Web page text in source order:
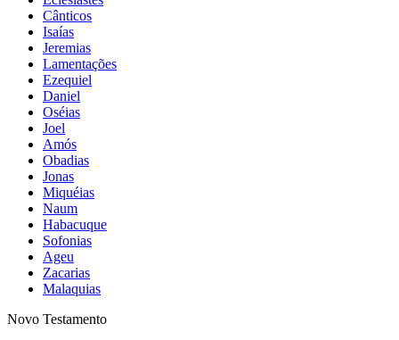
Cânticos
Isaías
Jeremias
Lamentações
Ezequiel
Daniel
Oséias
Joel
Amós
Obadias
Jonas
Miquéias
Naum
Habacuque
Sofonias
Ageu
Zacarias
Malaquias
Novo Testamento